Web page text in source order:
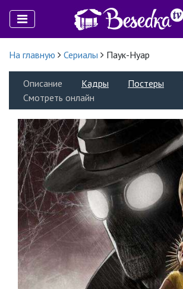
На главную Сериалы Паук-Нуар
Описание Кадры Постеры
Смотреть онлайн